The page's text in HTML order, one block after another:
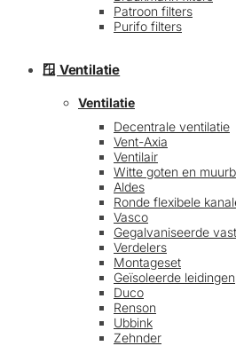
Patroon filters
Purifo filters
🪟 Ventilatie
Ventilatie
Decentrale ventilatie
Vent-Axia
Ventilair
Witte goten en
Aldes
Ronde flexibele
Vasco
Gegalvaniseerde
Verdelers
Montageset
Geïsoleerde leidingen
Duco
Renson
Ubbink
Zehnder